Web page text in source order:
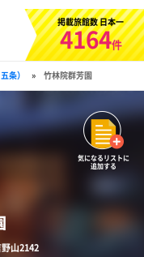
掲載旅館数 日本一
4164件
条） » 竹林院群芳園
山2142
気になるリストに
追加する